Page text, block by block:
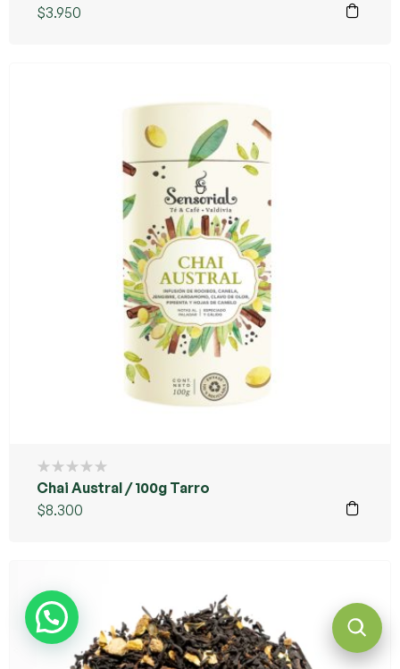
$3.950
Chai Austral / 100g Tarro
$8.300